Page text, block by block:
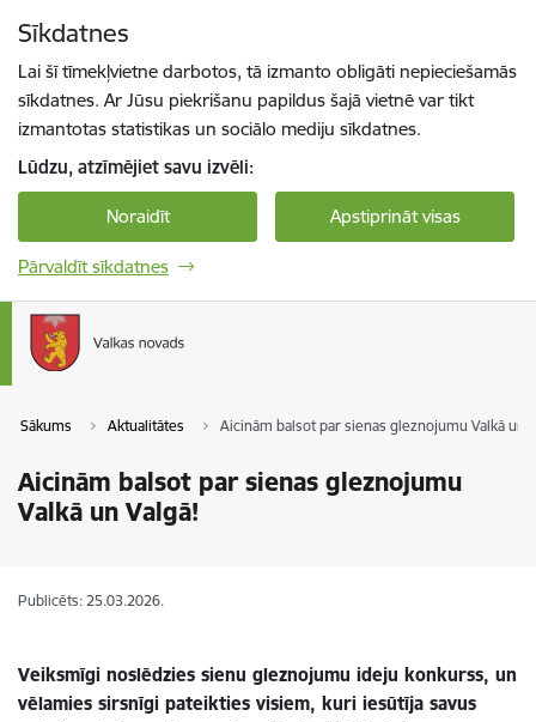
Sīkdatnes
Lai šī tīmekļvietne darbotos, tā izmanto obligāti nepieciešamās
sīkdatnes. Ar Jūsu piekrišanu papildus šajā vietnē var tikt
izmantotas statistikas un sociālo mediju sīkdatnes.
Lūdzu, atzīmējiet savu izvēli:
Noraidīt Apstiprināt visas
Pārvaldīt sīkdatnes
Sākums Aktualitātes Aicinām balsot par sienas gleznojumu Valkā un
Aicinām balsot par sienas gleznojumu
Valkā un Valgā!
Publicēts: 25.03.2026.
Veiksmīgi noslēdzies sienu gleznojumu ideju konkurss, un
vēlamies sirsnīgi pateikties visiem, kuri iesūtīja savus